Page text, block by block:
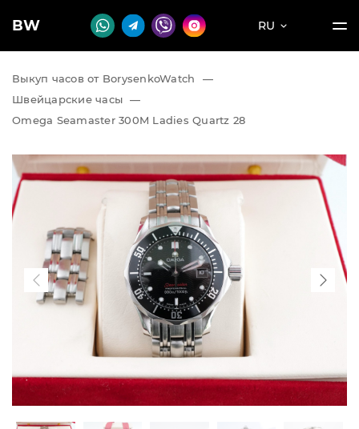
BW RU
Выкуп часов от BorysenkoWatch
—
Швейцарские часы —
Omega Seamaster 300M Ladies Quartz 28